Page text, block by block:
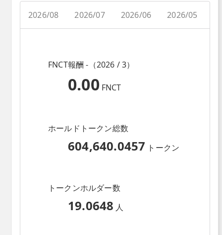
2026/08 2026/07 2026/06 2026/05
FNCT報酬 -（2026 / 3）
0.00 FNCT
ホールドトークン総数
604,640.0457 トークン
トークンホルダー数
19.0648 人